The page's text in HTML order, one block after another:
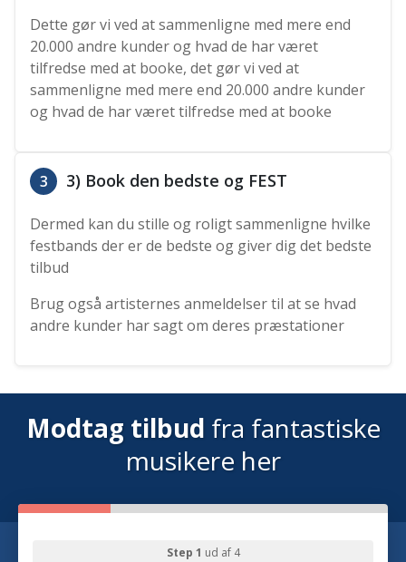
Dette gør vi ved at sammenligne med mere end
20.000 andre kunder og hvad de har været
tilfredse med at booke, det gør vi ved at
sammenligne med mere end 20.000 andre kunder
og hvad de har været tilfredse med at booke
3 3) Book den bedste og FEST
Dermed kan du stille og roligt sammenligne hvilke
festbands der er de bedste og giver dig det bedste
tilbud
Brug også artisternes anmeldelser til at se hvad
andre kunder har sagt om deres præstationer
Modtag tilbud fra fantastiske
musikere her
Step 1 ud af 4